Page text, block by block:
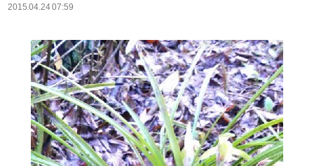
2015.04.24 07:59